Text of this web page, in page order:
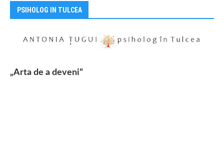
PSIHOLOG IN TULCEA
„Arta de a deveni”